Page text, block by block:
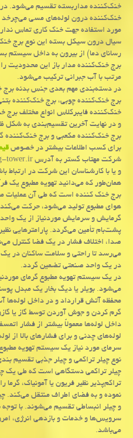
خنک‌کننده مداربسته تقسیم می‌شود. در
خنک‌کننده درون لوله‌های مسی
مورد استفاده جهت خنک کاری تماس
سیال درون سیکل بسته این نوع برج
رسانای دما) از بیرون به داخل سیستم
برج خنک‌کننده مدار باز این محدودیت
مرتب با آب جبرانی ترکیب می‌شود.
در دسته‌بندی مهم بعدی جنس بدنه برج
برج خنک‌کننده چوبی، برج خنک‌کننده
خنک‌کننده فایبرکلاس انواع مختلف برج
و در نهایت آخرین تقسیم‌بندی به شکل
برج خنک‌کننده مکعبی و برج خنک‌کننده
برای کسب اطلاعات بیشتر در خصوص
و یا با کارشناسان این شرکت در ارتباط
همان‌طور که می‌دانید تهویه مطبوع یک
برج خنک کننده است که طی آن عملیات
هوای مطبوع تولید می‌شود، حرکت
گرمایش و سرمایش موردنیاز از یک
پشت‌بام تأمین می‌گردد. پارامترهایی
صدا، اختلاف فشار در یک فضا کنترل
می‌رسد تا راحتی و سلامت ساکنان در یک
در یک واحد صنعتی تضمین گردد.
در یک سیستم تهویه مطبوع گرمای
می‌شود. بویلر یا دیگ بخار یک مبدل
محفظه آتش قرارداد و در داخل لوله‌ها
گرم کردن و جوش آوردن توسط گاز یا
داخل لوله‌ها معمولاً بیشتر از فشار
لوله‌های چدنی و برای فشارهای بالا از
سرمای مورد نیاز یک سیستم تهویه
نوع چیلر تراکمی و چیلر جذبی تقسیم
چیلر تراکمی دستگاهی است که طی یک
تراکم‌پذیر نظیر فریون یا آمونیاک،
نموده و به فضای اطراف منتقل می‌کند.
و چیلر انبساطی تقسیم می‌شوند. با
سرویس‌ها و خدمات و بازدهی انرژی،
می‌باشد.